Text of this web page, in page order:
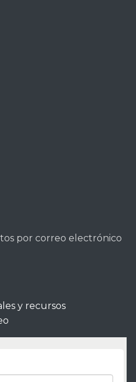
por correo electrónico
y recursos